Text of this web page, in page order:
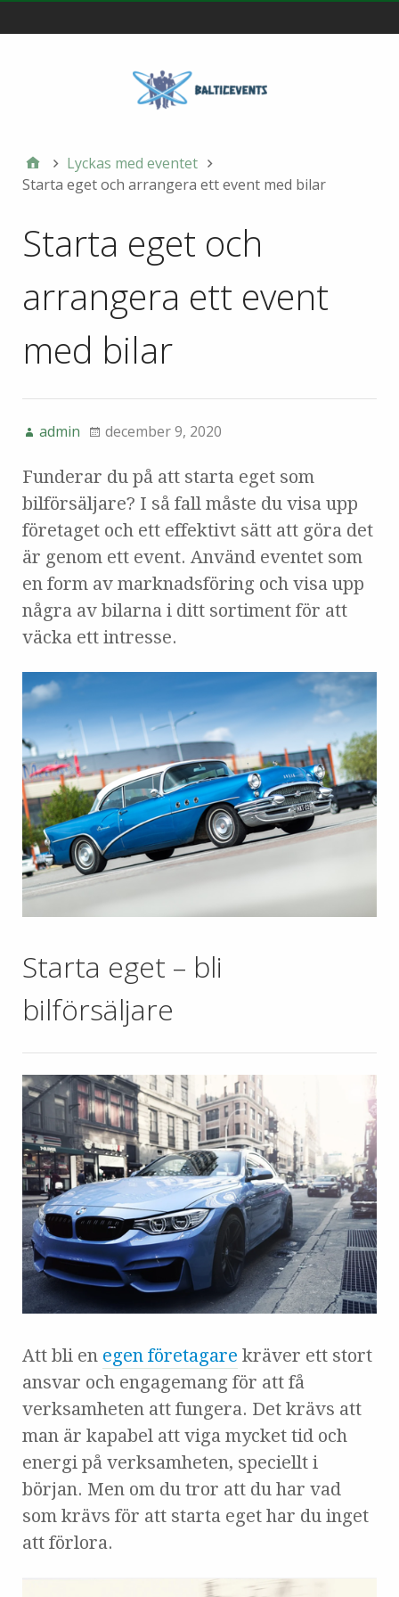
Lyckas med eventet
Starta eget och arrangera ett event med bilar
Starta eget och
arrangera ett event
med bilar
admin december 9, 2020
Funderar du på att starta eget som
bilförsäljare? I så fall måste du visa upp
företaget och ett effektivt sätt att göra det
är genom ett event. Använd eventet som
en form av marknadsföring och visa upp
några av bilarna i ditt sortiment för att
väcka ett intresse.
Starta eget – bli
bilförsäljare
Att bli en egen företagare kräver ett stort
ansvar och engagemang för att få
verksamheten att fungera. Det krävs att
man är kapabel att viga mycket tid och
energi på verksamheten, speciellt i
början. Men om du tror att du har vad
som krävs för att starta eget har du inget
att förlora.